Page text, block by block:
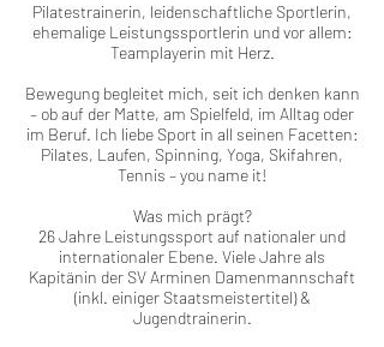
Pilatestrainerin, leidenschaftliche Sportlerin,
ehemalige Leistungssportlerin und vor allem:
Teamplayerin mit Herz.
Bewegung begleitet mich, seit ich denken kann
– ob auf der Matte, am Spielfeld, im Alltag oder
im Beruf. Ich liebe Sport in all seinen Facetten:
Pilates, Laufen, Spinning, Yoga, Skifahren,
Tennis – you name it!
Was mich prägt?
26 Jahre Leistungssport auf nationaler und
internationaler Ebene. Viele Jahre als
Kapitänin der SV Arminen Damenmannschaft
(inkl. einiger Staatsmeistertitel) &
Jugendtrainerin.